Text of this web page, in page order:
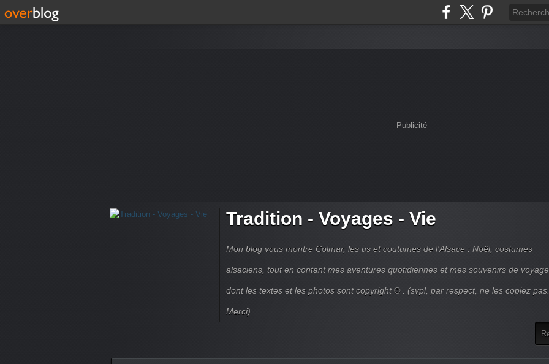
Publicité
Tradition - Voyages - Vie
Mon blog vous montre Colmar, les us et coutumes de l'Alsace : Noël, costumes
alsaciens, tout en contant mes aventures quotidiennes et mes souvenirs de
dont les textes et les photos sont copyright © . (svpl, par respect, ne les copiez pas.
Merci)